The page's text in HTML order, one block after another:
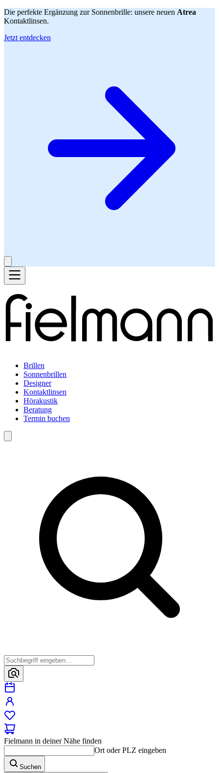
Die perfekte Ergänzung zur Sonnenbrille: unsere neuen Atrea
Kontaktlinsen.
Jetzt entdecken
Brillen
Sonnenbrillen
Designer
Kontaktlinsen
Hörakustik
Beratung
Termin buchen
Fielmann in deiner Nähe finden
Ort oder PLZ eingeben
Suchen